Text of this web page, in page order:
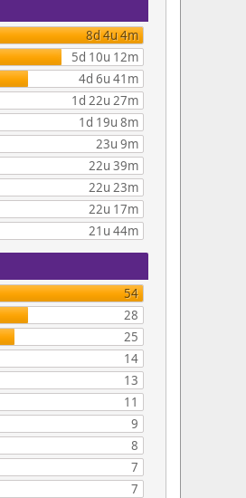
8d 4u 4m
5d 10u 12m
4d 6u 41m
1d 22u 27m
1d 19u 8m
23u 9m
22u 39m
22u 23m
22u 17m
21u 44m
54
28
25
14
13
11
9
8
7
7